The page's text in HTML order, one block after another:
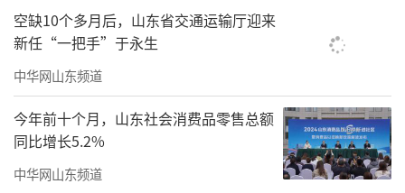
空缺10个多月后，山东省交通运输厅迎来
新任“一把手”于永生
中华网山东频道
今年前十个月，山东社会消费品零售总额
同比增长5.2%
中华网山东频道